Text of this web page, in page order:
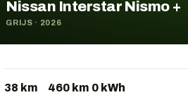
Nissan Interstar Nismo +
GRIJS · 2026
38 km 460 km 0 kWh